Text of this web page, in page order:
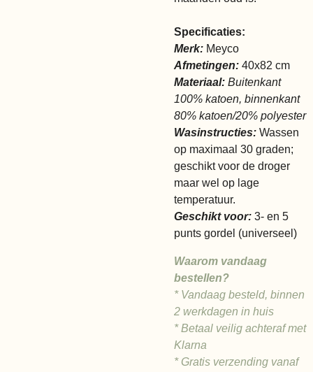
Specificaties:
Merk: Meyco
Afmetingen: 40x82 cm
Materiaal: Buitenkant
100% katoen, binnenkant
80% katoen/20% polyester
Wasinstructies: Wassen
op maximaal 30 graden;
geschikt voor de droger
maar wel op lage
temperatuur.
Geschikt voor: 3- en 5
punts gordel (universeel)
Waarom vandaag
bestellen?
* Vandaag besteld, binnen
2 werkdagen in huis
* Betaal veilig achteraf met
Klarna
* Gratis verzending vanaf